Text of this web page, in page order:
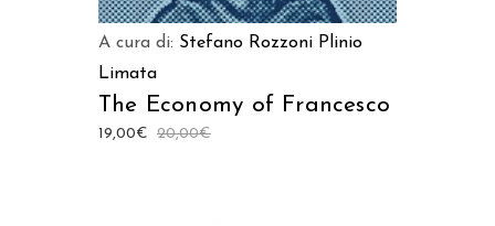
A cura di: Stefano Rozzoni Plinio
Limata
The Economy of Francesco
20,00€
19,00€